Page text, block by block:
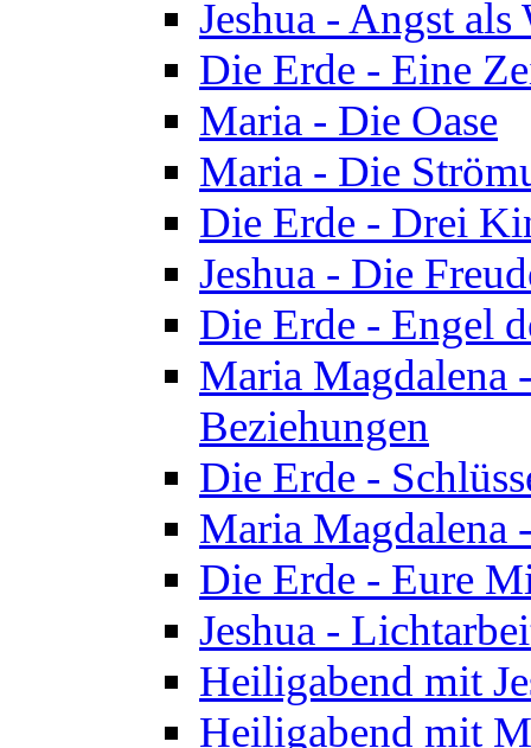
Jeshua - Angst als
Die Erde - Eine
Maria - Die Oase
Maria - Die
Die Erde - Drei
Jeshua - Die
Die Erde - Engel
Maria Magdalena
Beziehungen
Die Erde -
Maria Magdalena
Die Erde - Eure
Jeshua -
Heiligabend mit
Heiligabend mit